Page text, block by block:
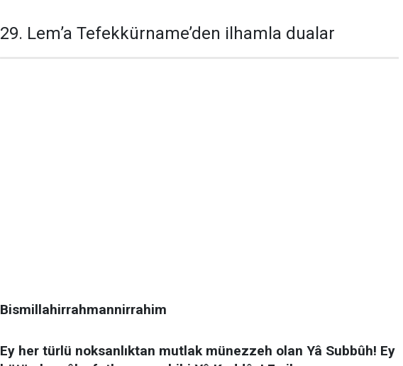
29. Lem’a Tefekkürname’den ilhamla dualar
Bismillahirrahmannirrahim
Ey her türlü noksanlıktan mutlak münezzeh olan Yâ Subbûh! Ey